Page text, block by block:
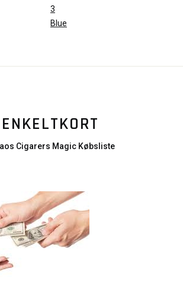
3
Blue
ENKELTKORT
Cigarers Magic Købsliste